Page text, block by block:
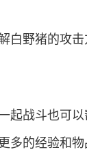
白野猪的攻
起战斗也可
多的经验和物